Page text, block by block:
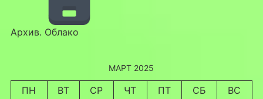
Архив. Облако
МАРТ 2025
ПН ВТ СР ЧТ ПТ СБ
ВС